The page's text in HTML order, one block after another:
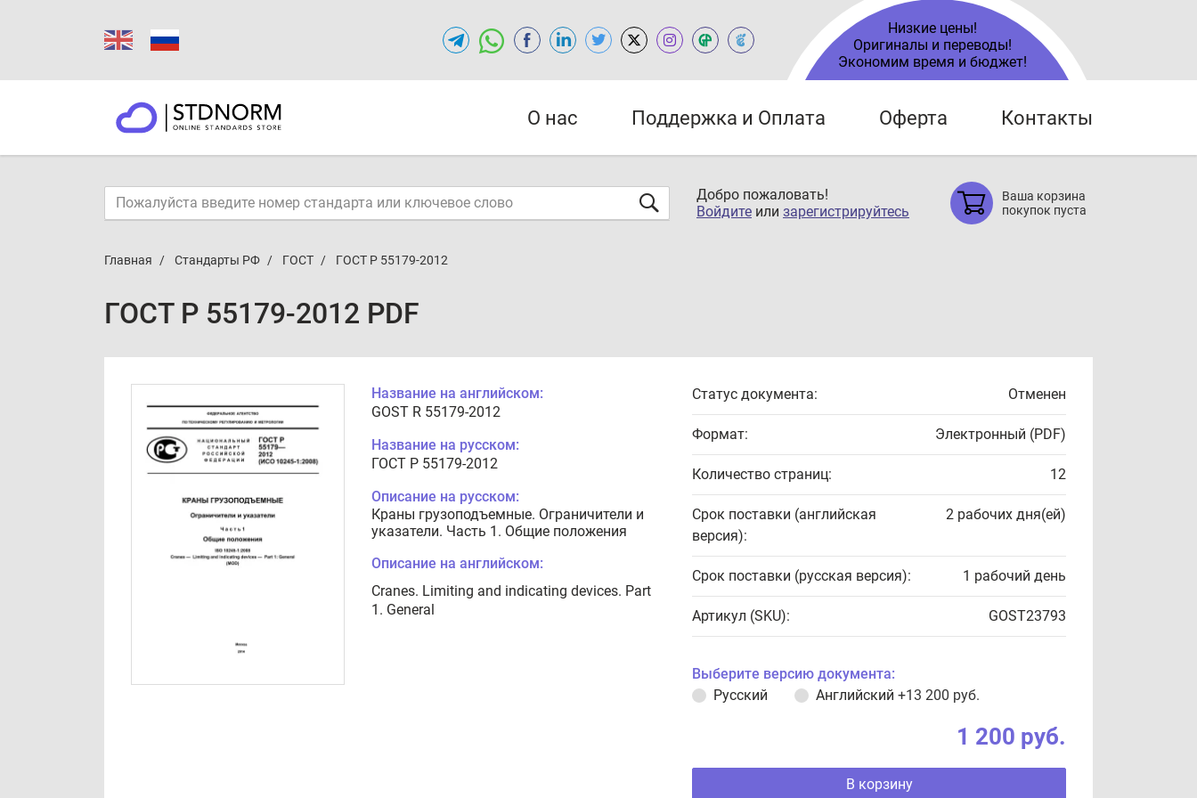
Низкие цены!
Оригиналы и переводы!
Экономим время и бюджет!
О нас Поддержка и Оплата Оферта Контакты
Добро пожаловать!
Войдите или зарегистрируйтесь
Ваша корзина
покупок пуста
Главная Стандарты РФ ГОСТ ГОСТ Р 55179-2012
ГОСТ Р 55179-2012 PDF
Название на английском:
GOST R 55179-2012
Название на русском:
ГОСТ Р 55179-2012
Описание на русском:
Краны грузоподъемные. Ограничители и
указатели. Часть 1. Общие положения
Описание на английском:
Cranes. Limiting and indicating devices. Part
1. General
Статус документа: Отменен
Формат: Электронный (PDF)
Количество страниц: 12
Срок поставки (английская
версия):
2 рабочих дня(ей)
Срок поставки (русская версия): 1 рабочий день
Артикул (SKU): GOST23793
Выберите версию документа:
Русский
Английский +13 200 руб.
1 200 руб.
В корзину